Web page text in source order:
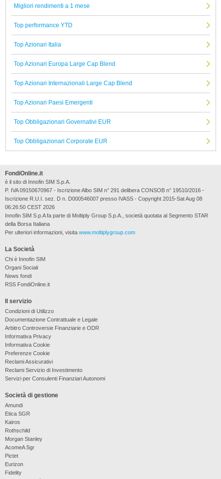
Migliori rendimenti a 1 mese
Top performance YTD
Top Azionari Italia
Top Azionari Europa Large Cap Blend
Top Azionari Internazionali Large Cap Blend
Top Azionari Paesi Emergenti
Top Obbligazionari Governativi EUR
Top Obbligazionari Corporate EUR
La Società
Chi è Innofin SIM
Organi Sociali
News fondi
RSS FondiOnline.it
Il servizio
Condizioni di Utilizzo
Documentazione Contrattuale e Legale
Arbitro Controversie Finanziarie e ODR
Informativa Privacy
Informativa Cookie
Preferenze Cookie
Reclami Assicurativi
Reclami Servizio di Investimento
Servizi per Consulenti Finanziari Autonomi
Società di gestione
Amundi
Etica SGR
Kairos
Rothschild
Morgan Stanley
AcomeA Sgr
Pictet
Eurizon
Fidelity
FondiOnline.it
è il sito di Innofin SIM S.p.A.
P. IVA 09150670967 - Iscrizione Albo SIM n° 291 delibera CONSOB n° 19510/2016 -
Iscrizione R.U.I. sez. D n. D000546007 presso IVASS - Copyright 2015-Sat Aug 08
06:26:50 CEST 2026
Innofin SIM S.p.A fa parte di Moltiply Group S.p.A., società quotata al Segmento STAR
della Borsa Italiana
Per ulteriori informazioni, visita www.moltiplygroup.com